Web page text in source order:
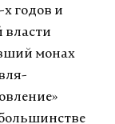
х годов и
власти
монах